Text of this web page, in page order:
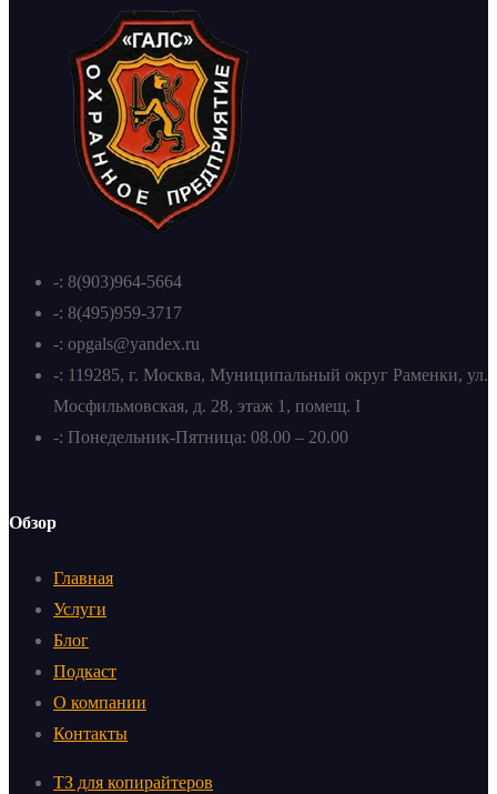
-: 8(903)964-5664
-: 8(495)959-3717
-: opgals@yandex.ru
-: 119285, г. Москва, Муниципальный округ Раменки, ул.
Мосфильмовская, д. 28, этаж 1, помещ. I
-: Понедельник-Пятница: 08.00 – 20.00
Обзор
Главная
Услуги
Блог
Подкаст
О компании
Контакты
ТЗ для копирайтеров